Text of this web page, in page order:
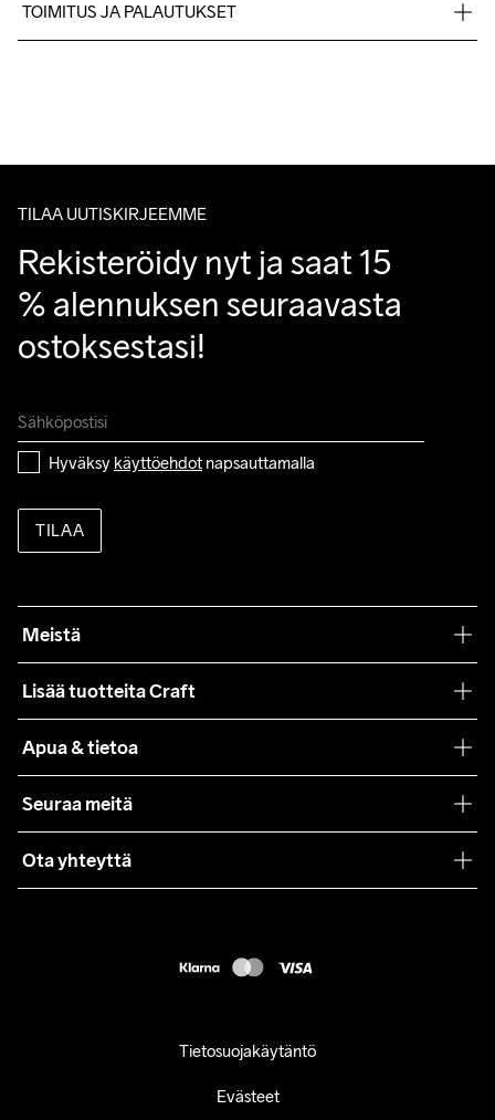
Alaosa: 94 % kierrätetty polyesteri, 6 % elastaani
TOIMITUS JA PALAUTUKSET
kysymyksiisi.
TILAA UUTISKIRJEEMME
Rekisteröidy nyt ja saat 15
% alennuksen seuraavasta
ostoksestasi!
Hyväksy käyttöehdot napsauttamalla
TILAA
Meistä
Lisää tuotteita Craft
Yhteistyöt
Lehdistö
Apua & tietoa
Käyttöehdot
Asiakaspalvelu
Seuraa meitä
Ota yhteyttä
Tietosuojakäytäntö
Evästeet